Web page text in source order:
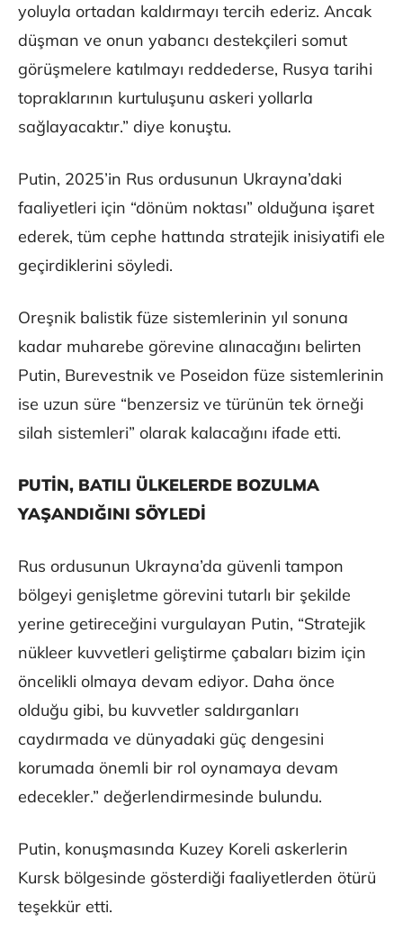
yoluyla ortadan kaldırmayı tercih ederiz. Ancak
düşman ve onun yabancı destekçileri somut
görüşmelere katılmayı reddederse, Rusya tarihi
topraklarının kurtuluşunu askeri yollarla
sağlayacaktır.” diye konuştu.
Putin, 2025’in Rus ordusunun Ukrayna’daki
faaliyetleri için “dönüm noktası” olduğuna işaret
ederek, tüm cephe hattında stratejik inisiyatifi ele
geçirdiklerini söyledi.
Oreşnik balistik füze sistemlerinin yıl sonuna
kadar muharebe görevine alınacağını belirten
Putin, Burevestnik ve Poseidon füze sistemlerinin
ise uzun süre “benzersiz ve türünün tek örneği
silah sistemleri” olarak kalacağını ifade etti.
PUTİN, BATILI ÜLKELERDE BOZULMA
YAŞANDIĞINI SÖYLEDİ
Rus ordusunun Ukrayna’da güvenli tampon
bölgeyi genişletme görevini tutarlı bir şekilde
yerine getireceğini vurgulayan Putin, “Stratejik
nükleer kuvvetleri geliştirme çabaları bizim için
öncelikli olmaya devam ediyor. Daha önce
olduğu gibi, bu kuvvetler saldırganları
caydırmada ve dünyadaki güç dengesini
korumada önemli bir rol oynamaya devam
edecekler.” değerlendirmesinde bulundu.
Putin, konuşmasında Kuzey Koreli askerlerin
Kursk bölgesinde gösterdiği faaliyetlerden ötürü
teşekkür etti.